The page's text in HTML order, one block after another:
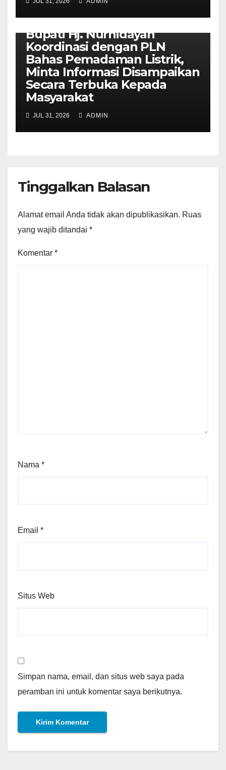
Bupati Hj. Nurhidayah
Koordinasi dengan PLN
Bahas Pemadaman Listrik,
Minta Informasi Disampaikan
Secara Terbuka Kepada
Masyarakat
JUL 31, 2026 ADMIN
Tinggalkan Balasan
Alamat email Anda tidak akan dipublikasikan. Ruas
yang wajib ditandai *
Komentar *
Nama *
Email *
Situs Web
Simpan nama, email, dan situs web saya pada
peramban ini untuk komentar saya berikutnya.